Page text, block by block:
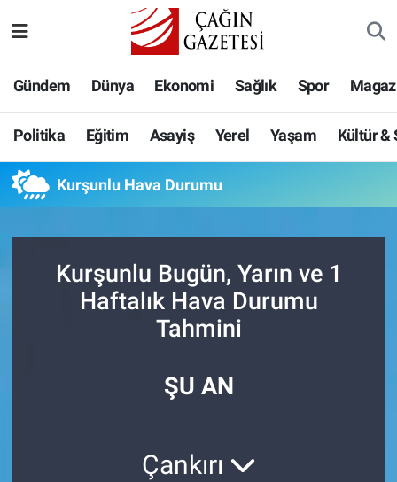
Gündem Dünya Ekonomi Sağlık Spor
Politika Eğitim Asayiş Yerel Yaşam Kültür &
Kurşunlu Hava Durumu
Kurşunlu Bugün, Yarın ve 1
Haftalık Hava Durumu
Tahmini
ŞU AN
Çankırı
Eğitim
Asayiş
Yerel
Kültür & Sanat
Hava Durumu
Namaz Vakitleri
Trafik Durumu
Tüm Manşetler
Son Dakika Haberleri